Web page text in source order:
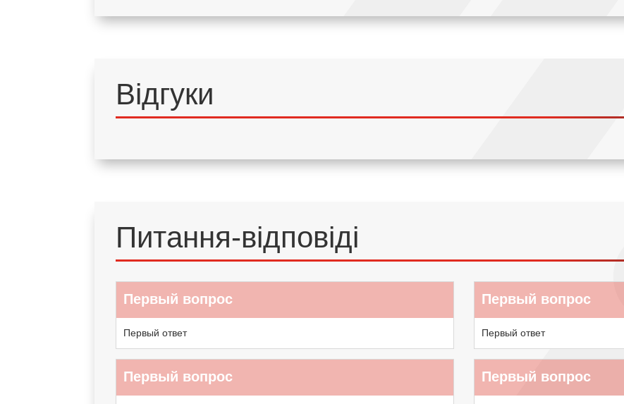
Відгуки
Питання-відповіді
Первый вопрос
Первый ответ
Первый вопрос
Первый ответ
Первый вопрос Первый вопрос